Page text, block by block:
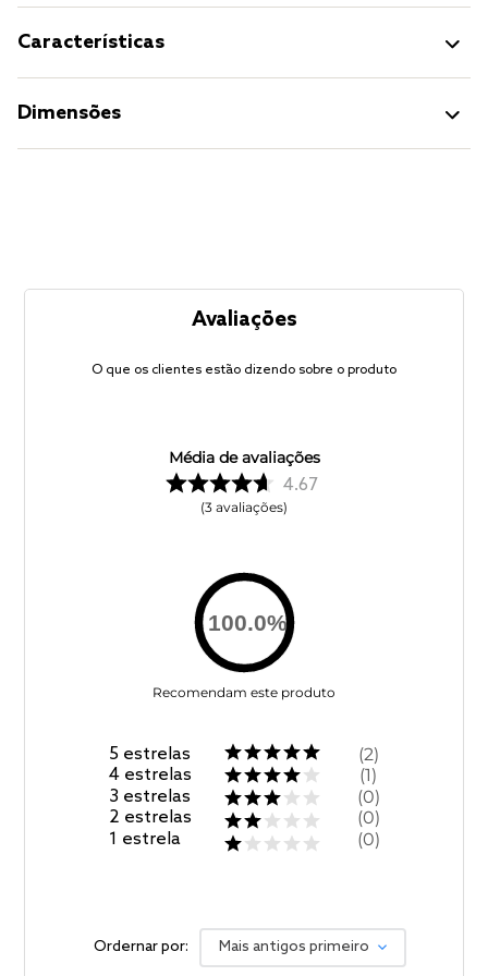
Características
Dimensões
Avaliações
O que os clientes estão dizendo sobre o produto
Média de avaliações
4.67
3 avaliações
100.0%
Recomendam este produto
5 estrelas
4 estrelas
3 estrelas
2 estrelas
1 estrela
2
1
0
0
0
Ordernar por: Mais antigos primeiro